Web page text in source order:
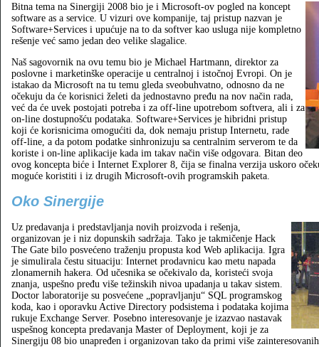
Bitna tema na Sinergiji 2008 bio je i Microsoft-ov pogled na koncept
software as a service. U vizuri ove kompanije, taj pristup nazvan je
Software+Services i upućuje na to da softver kao usluga nije kompletno
rešenje već samo jedan deo velike slagalice.
Naš sagovornik na ovu temu bio je Michael Hartmann, direktor za
poslovne i marketinške operacije u centralnoj i istočnoj Evropi. On je
istakao da Microsoft na tu temu gleda sveobuhvatno, odnosno da ne
očekuju da će korisnici želeti da jednostavno pređu na nov način rada,
već da će uvek postojati potreba i za off-line upotrebom softvera, ali i za
on-line dostupnošću podataka. Software+Services je hibridni pristup
koji će korisnicima omogućiti da, dok nemaju pristup Internetu, rade
off-line, a da potom podatke sinhronizuju sa centralnim serverom te da
koriste i on-line aplikacije kada im takav način više odgovara. Bitan deo
ovog koncepta biće i Internet Explorer 8, čija se finalna verzija uskoro
moguće koristiti i iz drugih Microsoft-ovih programskih paketa.
Oko Sinergije
Uz predavanja i predstavljanja novih proizvoda i rešenja,
organizovan je i niz dopunskih sadržaja. Tako je takmičenje Hack
The Gate bilo posvećeno traženju propusta kod Web aplikacija. Igra
je simulirala čestu situaciju: Internet prodavnicu kao metu napada
zlonamernih hakera. Od učesnika se očekivalo da, koristeći svoja
znanja, uspešno pređu više težinskih nivoa upadanja u takav sistem.
Doctor laboratorije su posvećene „popravljanju“ SQL programskog
koda, kao i oporavku Active Directory podsistema i podataka kojima
rukuje Exchange Server. Posebno interesovanje je izazvao nastavak
uspešnog koncepta predavanja Master of Deployment, koji je za
Sinergiju 08 bio unapređen i organizovan tako da primi više